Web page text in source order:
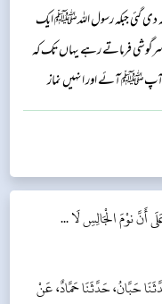
دی گئی جبکہ رسول اللہﷺ ایک
فرماتے رہے یہاں تک کہ
آئے اور انہیں نماز
أَنَّ نوْمَ الْجَالِسِ لَا ...
حَبَّانُ، حَدَّثَنَا حَمَّادٌ، عَنْ